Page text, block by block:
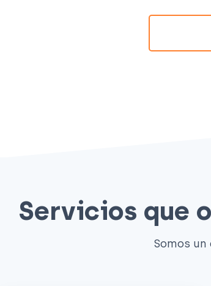
Servicios que
Somos